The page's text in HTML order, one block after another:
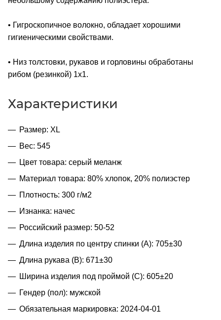
• Гигроскопичное волокно, обладает хорошими
гигиеническими свойствами.
• Низ толстовки, рукавов и горловины обработаны
рибом (резинкой) 1x1.
Характеристики
Размер: XL
Вес: 545
Цвет товара: серый меланж
Материал товара: 80% хлопок, 20% полиэстер
Плотность: 300 г/м2
Изнанка: начес
Российский размер: 50-52
Длина изделия по центру спинки (A): 705±30
Длина рукава (B): 671±30
Ширина изделия под проймой (С): 605±20
Гендер (пол): мужской
Обязательная маркировка: 2024-04-01